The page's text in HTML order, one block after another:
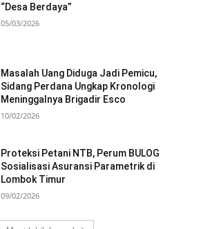
“Desa Berdaya”
05/03/2026
Masalah Uang Diduga Jadi Pemicu,
Sidang Perdana Ungkap Kronologi
Meninggalnya Brigadir Esco
10/02/2026
Proteksi Petani NTB, Perum BULOG
Sosialisasi Asuransi Parametrik di
Lombok Timur
09/02/2026